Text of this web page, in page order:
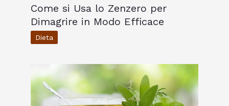
Come si Usa lo Zenzero per
Dimagrire in Modo Efficace
Dieta